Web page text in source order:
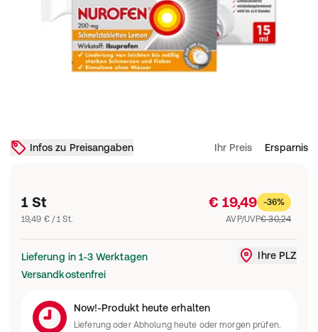
Infos zu Preisangaben Ihr Preis Ersparnis
1 St
19,49 € / 1 St.
€ 19,49
-36%
AVP/UVP€ 30,24
Lieferung in 1-3 Werktagen
Versandkostenfrei
Ihre PLZ
Now!-Produkt heute erhalten
Lieferung oder Abholung heute oder morgen prüfen.